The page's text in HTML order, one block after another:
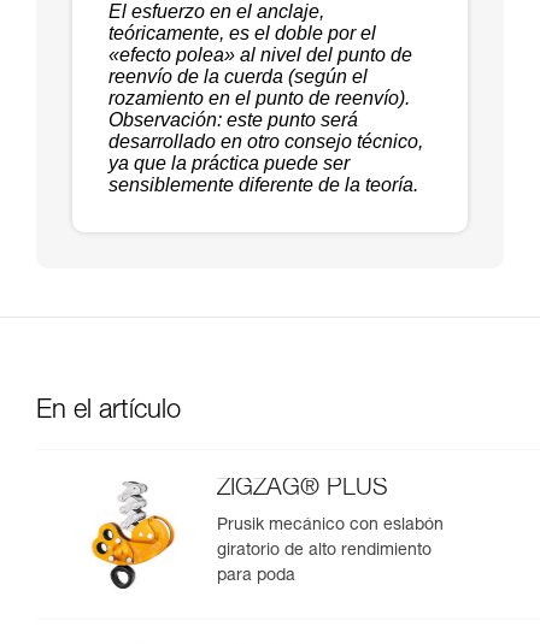
El esfuerzo en el anclaje,
teóricamente, es el doble por el
«efecto polea» al nivel del punto de
reenvío de la cuerda (según el
rozamiento en el punto de reenvío).
Observación: este punto será
desarrollado en otro consejo técnico,
ya que la práctica puede ser
sensiblemente diferente de la teoría.
En el artículo
ZIGZAG® PLUS
Prusik mecánico con eslabón
giratorio de alto rendimiento
para poda